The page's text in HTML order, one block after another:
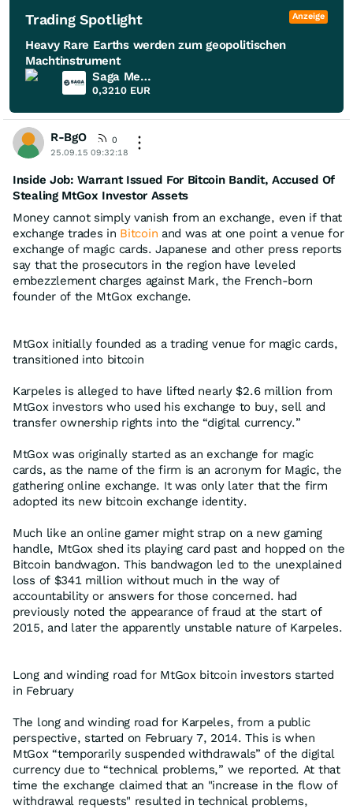
Trading Spotlight Anzeige
Heavy Rare Earths werden zum geopolitischen
Machtinstrument
Saga Metals
0,3210 EUR
R-BgO
0
25.09.15 09:32:18
Inside Job: Warrant Issued For Bitcoin Bandit, Accused Of
Stealing MtGox Investor Assets
Money cannot simply vanish from an exchange, even if that
exchange trades in Bitcoin and was at one point a venue for
exchange of magic cards. Japanese and other press reports
say that the prosecutors in the region have leveled
embezzlement charges against Mark, the French-born
founder of the MtGox exchange.
MtGox initially founded as a trading venue for magic cards,
transitioned into bitcoin
Karpeles is alleged to have lifted nearly $2.6 million from
MtGox investors who used his exchange to buy, sell and
transfer ownership rights into the “digital currency.”
MtGox was originally started as an exchange for magic
cards, as the name of the firm is an acronym for Magic, the
gathering online exchange. It was only later that the firm
adopted its new bitcoin exchange identity.
Much like an online gamer might strap on a new gaming
handle, MtGox shed its playing card past and hopped on the
Bitcoin bandwagon. This bandwagon led to the unexplained
loss of $341 million without much in the way of
accountability or answers for those concerned. had
previously noted the appearance of fraud at the start of
2015, and later the apparently unstable nature of Karpeles.
Long and winding road for MtGox bitcoin investors started
in February
The long and winding road for Karpeles, from a public
perspective, started on February 7, 2014. This is when
MtGox “temporarily suspended withdrawals” of the digital
currency due to “technical problems,” we reported. At that
time the exchange claimed that an "increase in the flow of
withdrawal requests" resulted in technical problems,